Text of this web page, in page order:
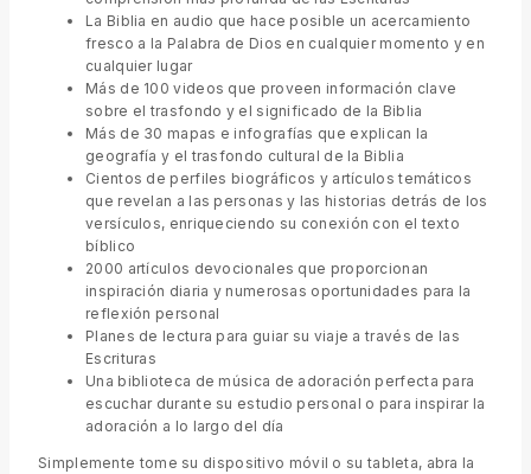
La Biblia en audio que hace posible un acercamiento
fresco a la Palabra de Dios en cualquier momento y en
cualquier lugar
Más de 100 videos que proveen información clave
sobre el trasfondo y el significado de la Biblia
Más de 30 mapas e infografías que explican la
geografía y el trasfondo cultural de la Biblia
Cientos de perfiles biográficos y artículos temáticos
que revelan a las personas y las historias detrás de los
versículos, enriqueciendo su conexión con el texto
bíblico
2000 artículos devocionales que proporcionan
inspiración diaria y numerosas oportunidades para la
reflexión personal
Planes de lectura para guiar su viaje a través de las
Escrituras
Una biblioteca de música de adoración perfecta para
escuchar durante su estudio personal o para inspirar la
adoración a lo largo del día
Simplemente tome su dispositivo móvil o su tableta, abra la